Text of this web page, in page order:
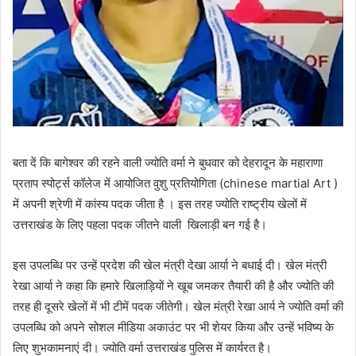
बता दें कि बागेश्वर की रहने वाली ज्योति वर्मा ने बुधवार को देहरादून के महाराणा
प्रताप स्पोर्ट्स कॉलेज में आयोजित वुशु प्रतियोगिता (chinese martial Art )
में अपनी श्रेणी में कांस्य पदक जीता है । इस तरह ज्योति राष्ट्रीय खेलों में
उत्तराखंड के लिए पहला पदक जीतने वाली खिलाड़ी बन गई है।
इस उपलब्धि पर उन्हें प्रदेश की खेल मंत्री देखा आर्या ने बधाई दी। खेल मंत्री
रेखा आर्या ने कहा कि हमारे खिलाड़ियों ने खूब जमकर तैयारी की है और ज्योति की
तरह ही दूसरे खेलों में भी टीमें पदक जीतेगी। खेल मंत्री रेखा आर्य ने ज्योति वर्मा की
उपलब्धि को अपने सोशल मीडिया अकाउंट पर भी शेयर किया और उन्हें भविष्य के
लिए शुभकामनाएं दी। ज्योति वर्मा उत्तराखंड पुलिस में कार्यरत है।